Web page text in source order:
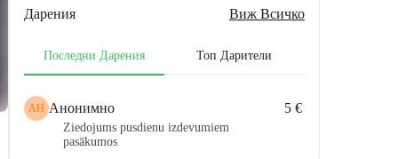
Дарения Виж Всичко
Последни Дарения Топ Дарители
АН Анонимно 5 €
Ziedojums pusdienu izdevumiem
pasākumos